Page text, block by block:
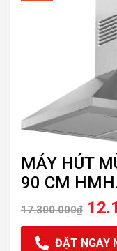
MÁY HÚT
90 CM
17.300.000₫
ĐẶT NGAY